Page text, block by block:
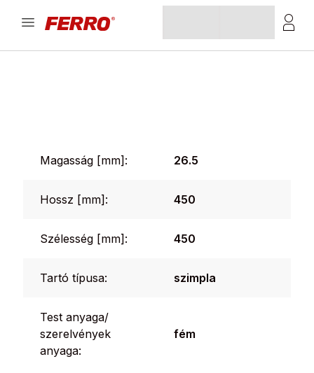
Magasság [mm]: 26.5
Hossz [mm]: 450
Szélesség [mm]: 450
Tartó típusa: szimpla
Test anyaga/
szerelvények
anyaga:
fém